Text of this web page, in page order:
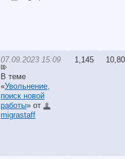
07.09.2023 15:09
В теме
«Увольнение,
поиск новой
работы» от
migrastaff
1,145